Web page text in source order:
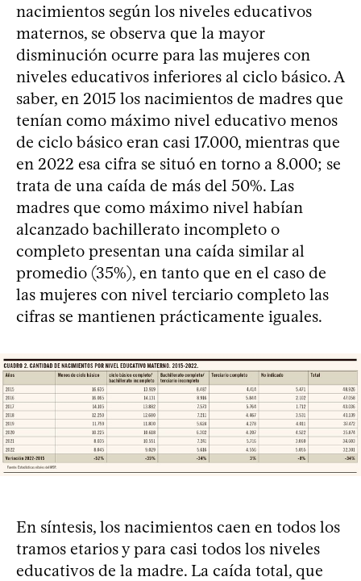
nacimientos según los niveles educativos
maternos, se observa que la mayor
disminución ocurre para las mujeres con
niveles educativos inferiores al ciclo básico. A
saber, en 2015 los nacimientos de madres que
tenían como máximo nivel educativo menos
de ciclo básico eran casi 17.000, mientras que
en 2022 esa cifra se situó en torno a 8.000; se
trata de una caída de más del 50%. Las
madres que como máximo nivel habían
alcanzado bachillerato incompleto o
completo presentan una caída similar al
promedio (35%), en tanto que en el caso de
las mujeres con nivel terciario completo las
cifras se mantienen prácticamente iguales.
En síntesis, los nacimientos caen en todos los
tramos etarios y para casi todos los niveles
educativos de la madre. La caída total, que